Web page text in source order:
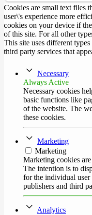
Cookies are small text files
user\'s experience more
cookies on your device if
of this site. For all other
This site uses different
third party services that
Necessary
Always Active
Necessary cookies
basic functions like
of the website. The
these cookies.
Marketing
Marketing
Marketing cookies
The intention is to
for the individual
publishers and third
Analytics